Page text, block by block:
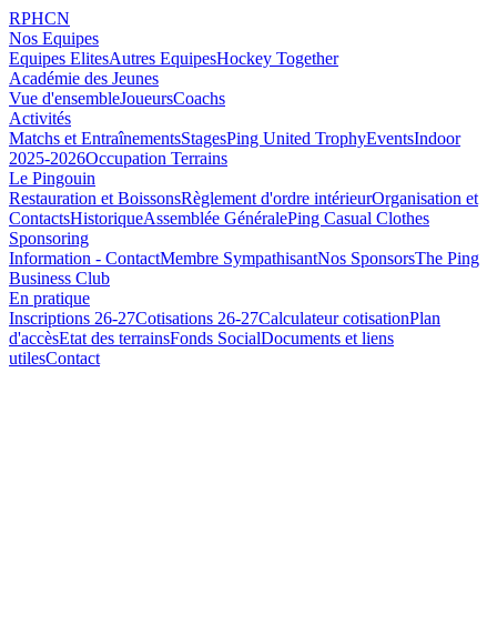
RPHCN
Nos Equipes
Equipes ElitesAutres EquipesHockey Together
Académie des Jeunes
Vue d'ensembleJoueursCoachs
Activités
Matchs et EntraînementsStagesPing United TrophyEventsIndoor
2025-2026Occupation Terrains
Le Pingouin
Restauration et BoissonsRèglement d'ordre intérieurOrganisation et
ContactsHistoriqueAssemblée GénéralePing Casual Clothes
Sponsoring
Information - ContactMembre SympathisantNos SponsorsThe Ping
Business Club
En pratique
Inscriptions 26-27Cotisations 26-27Calculateur cotisationPlan
d'accèsEtat des terrainsFonds SocialDocuments et liens
utilesContact